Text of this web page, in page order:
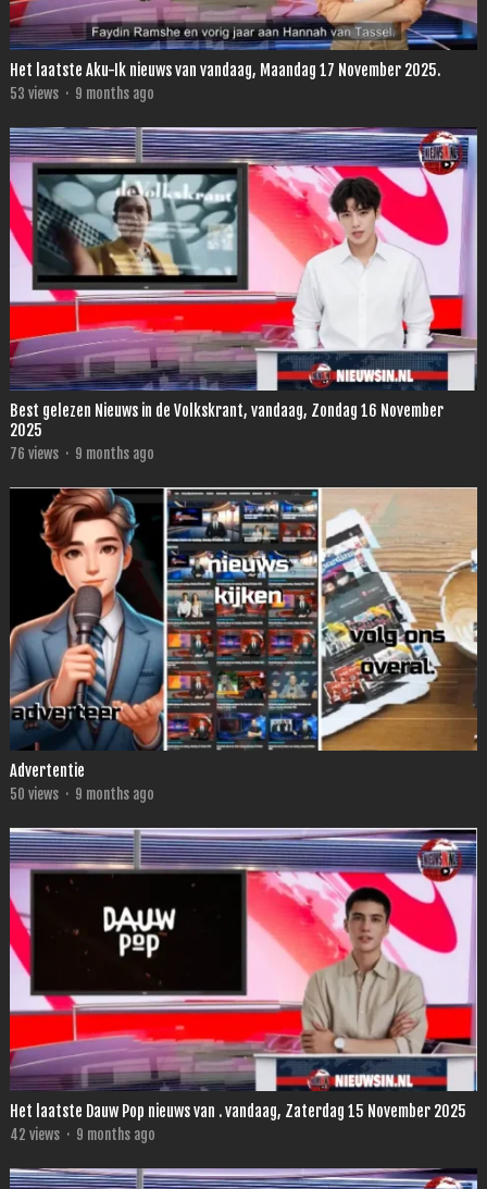
Het laatste Aku-Ik nieuws van vandaag, Maandag 17 November 2025.
53 views · 9 months ago
Best gelezen Nieuws in de Volkskrant, vandaag, Zondag 16 November
2025
76 views · 9 months ago
Advertentie
50 views · 9 months ago
Het laatste Dauw Pop nieuws van . vandaag, Zaterdag 15 November 2025
42 views · 9 months ago